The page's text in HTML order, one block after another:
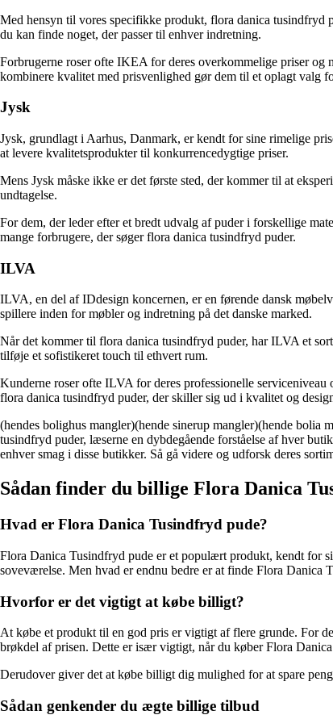
Med hensyn til vores specifikke produkt, flora danica tusindfryd
du kan finde noget, der passer til enhver indretning.
Forbrugerne roser ofte IKEA for deres overkommelige priser og
kombinere kvalitet med prisvenlighed gør dem til et oplagt valg
Jysk
Jysk, grundlagt i Aarhus, Danmark, er kendt for sine rimelige
at levere kvalitetsprodukter til konkurrencedygtige priser.
Mens Jysk måske ikke er det første sted, der kommer til at
undtagelse.
For dem, der leder efter et bredt udvalg af puder i forskellige
mange forbrugere, der søger flora danica tusindfryd puder.
ILVA
ILVA, en del af IDdesign koncernen, er en førende dansk
spillere inden for møbler og indretning på det danske marked.
Når det kommer til flora danica tusindfryd puder, har ILVA et
tilføje et sofistikeret touch til ethvert rum.
Kunderne roser ofte ILVA for deres professionelle
flora danica tusindfryd puder, der skiller sig ud i kvalitet og
(hendes bolighus mangler)(hende sinerup mangler)(hende bolia
tusindfryd puder, læserne en dybdegående forståelse af hver
enhver smag i disse butikker. Så gå videre og udforsk deres
Sådan finder du billige Flora Danica
Hvad er Flora Danica Tusindfryd pude?
Flora Danica Tusindfryd pude er et populært produkt, kendt for
soveværelse. Men hvad er endnu bedre er at finde Flora Danica
Hvorfor er det vigtigt at købe billigt?
At købe et produkt til en god pris er vigtigt af flere grunde. For
brøkdel af prisen. Dette er især vigtigt, når du køber Flora
Derudover giver det at købe billigt dig mulighed for at spare
Sådan genkender du ægte billige tilbud